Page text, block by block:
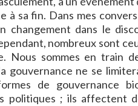
à sa fin. Dans mes
changement dans le
nombreux sont
Nous sommes en train
gouvernance ne se
de gouvernance
politiques ; ils affectent